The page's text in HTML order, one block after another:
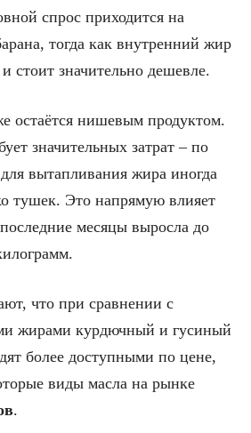
спрос приходится на
тогда как внутренний жир
стоит значительно дешевле.
остаётся нишевым продуктом.
значительных затрат – по
вытапливания жира иногда
тушек. Это напрямую влияет
месяцы выросла до
что при сравнении с
жирами курдючный и гусиный
более доступными по цене,
виды масла на рынке
.